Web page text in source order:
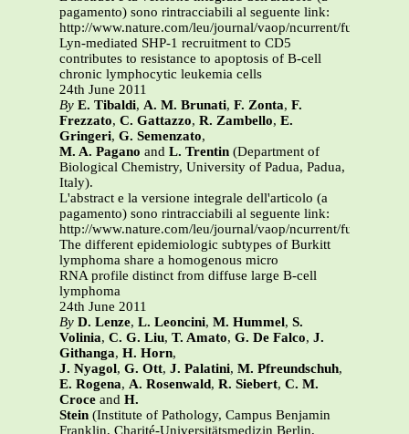
pagamento) sono rintracciabili al seguente link:
http://www.nature.com/leu/journal/vaop/ncurrent/full/
Lyn-mediated SHP-1 recruitment to CD5
contributes to resistance to apoptosis of B-cell
chronic lymphocytic leukemia cells
24th June 2011
By E. Tibaldi, A. M. Brunati, F. Zonta, F.
Frezzato, C. Gattazzo, R. Zambello, E.
Gringeri, G. Semenzato,
M. A. Pagano and L. Trentin (Department of
Biological Chemistry, University of Padua, Padua,
Italy).
L'abstract e la versione integrale dell'articolo (a
pagamento) sono rintracciabili al seguente link:
http://www.nature.com/leu/journal/vaop/ncurrent/full/
The different epidemiologic subtypes of Burkitt
lymphoma share a homogenous micro
RNA profile distinct from diffuse large B-cell
lymphoma
24th June 2011
By D. Lenze, L. Leoncini, M. Hummel, S.
Volinia, C. G. Liu, T. Amato, G. De Falco, J.
Githanga, H. Horn,
J. Nyagol, G. Ott, J. Palatini, M. Pfreundschuh,
E. Rogena, A. Rosenwald, R. Siebert, C. M.
Croce and H.
Stein (Institute of Pathology, Campus Benjamin
Franklin, Charité-Universitätsmedizin Berlin,